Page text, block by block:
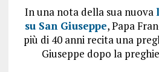
In una nota della sua nuova
su San Giuseppe, Papa
più di 40 anni recita una
Giuseppe dopo la